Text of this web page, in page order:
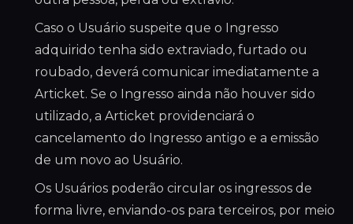
Caso o Usuário suspeite que o Ingresso
adquirido tenha sido extraviado, furtado ou
roubado, deverá comunicar imediatamente a
Articket. Se o Ingresso ainda não houver sido
utilizado, a Articket providenciará o
cancelamento do Ingresso antigo e a emissão
de um novo ao Usuário.
Os Usuários poderão circular os ingressos de
forma livre, enviando-os para terceiros, por meio